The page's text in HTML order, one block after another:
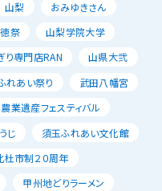
山梨
おみゆきさん
祭
山梨学院大学
り専門店RAN
山県大弐
れあい祭り
武田八幡宮
業遺産フェスティバル
じ
須玉ふれあい文化館
杜市制２０周年
甲州地どりラーメン